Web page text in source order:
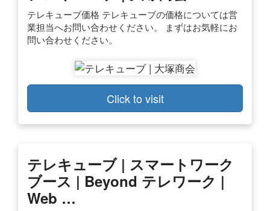
テレキューブ価格 テレキューブの価格については営
業担当へお問い合わせください。 まずはお気軽にお
問い合わせください。
Click to visit
テレキューブ | スマートワーク
ブース | Beyond テレワーク |
Web …